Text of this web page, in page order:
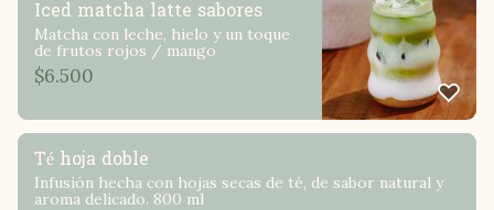
Iced matcha latte sabores
Matcha con leche, hielo y un toque
de frutos rojos / mango
$6.500
Té hoja doble
Infusión hecha con hojas secas de té, de sabor natural y
aroma delicado. 800 ml